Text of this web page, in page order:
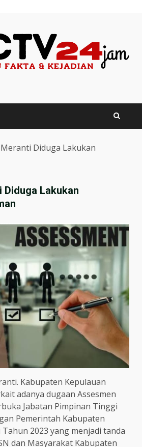
Diduga Lakukan
Diduga Lakukan
Kabupaten Kepulauan
adanya dugaan Assesmen
Jabatan Pimpinan Tinggi
Pemerintah Kabupaten
2023 yang menjadi tanda
dan Masyarakat Kabupaten